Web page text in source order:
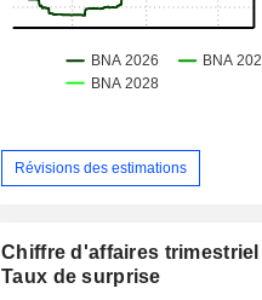
Révisions des estimations
Chiffre d'affaires trimestriel
Taux de surprise